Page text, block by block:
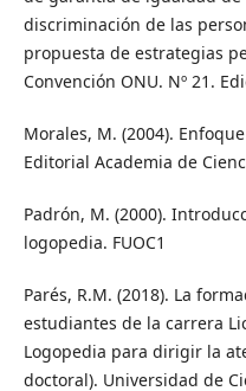
discriminación de las
propuesta de estrategias
Convención ONU. Nº 21.
Morales, M. (2004).
Editorial Academia de
Padrón, M. (2000).
logopedia. FUOC1
Parés, R.M. (2018). La
estudiantes de la carrera
Logopedia para dirigir la
doctoral). Universidad de